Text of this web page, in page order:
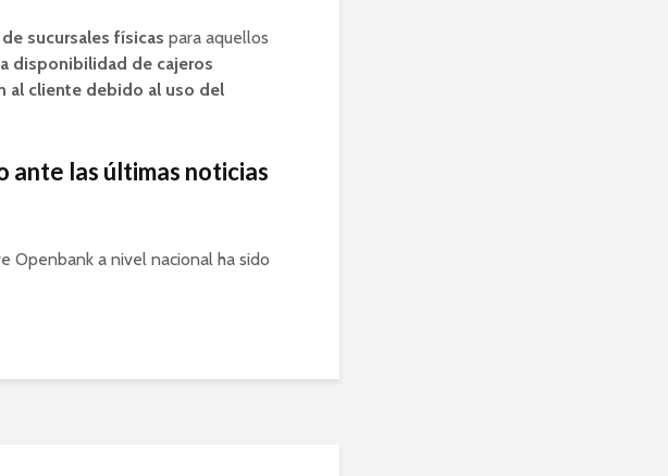
sucursales físicas para aquellos
disponibilidad de cajeros
al cliente debido al uso del
ante las últimas noticias
Openbank a nivel nacional ha sido